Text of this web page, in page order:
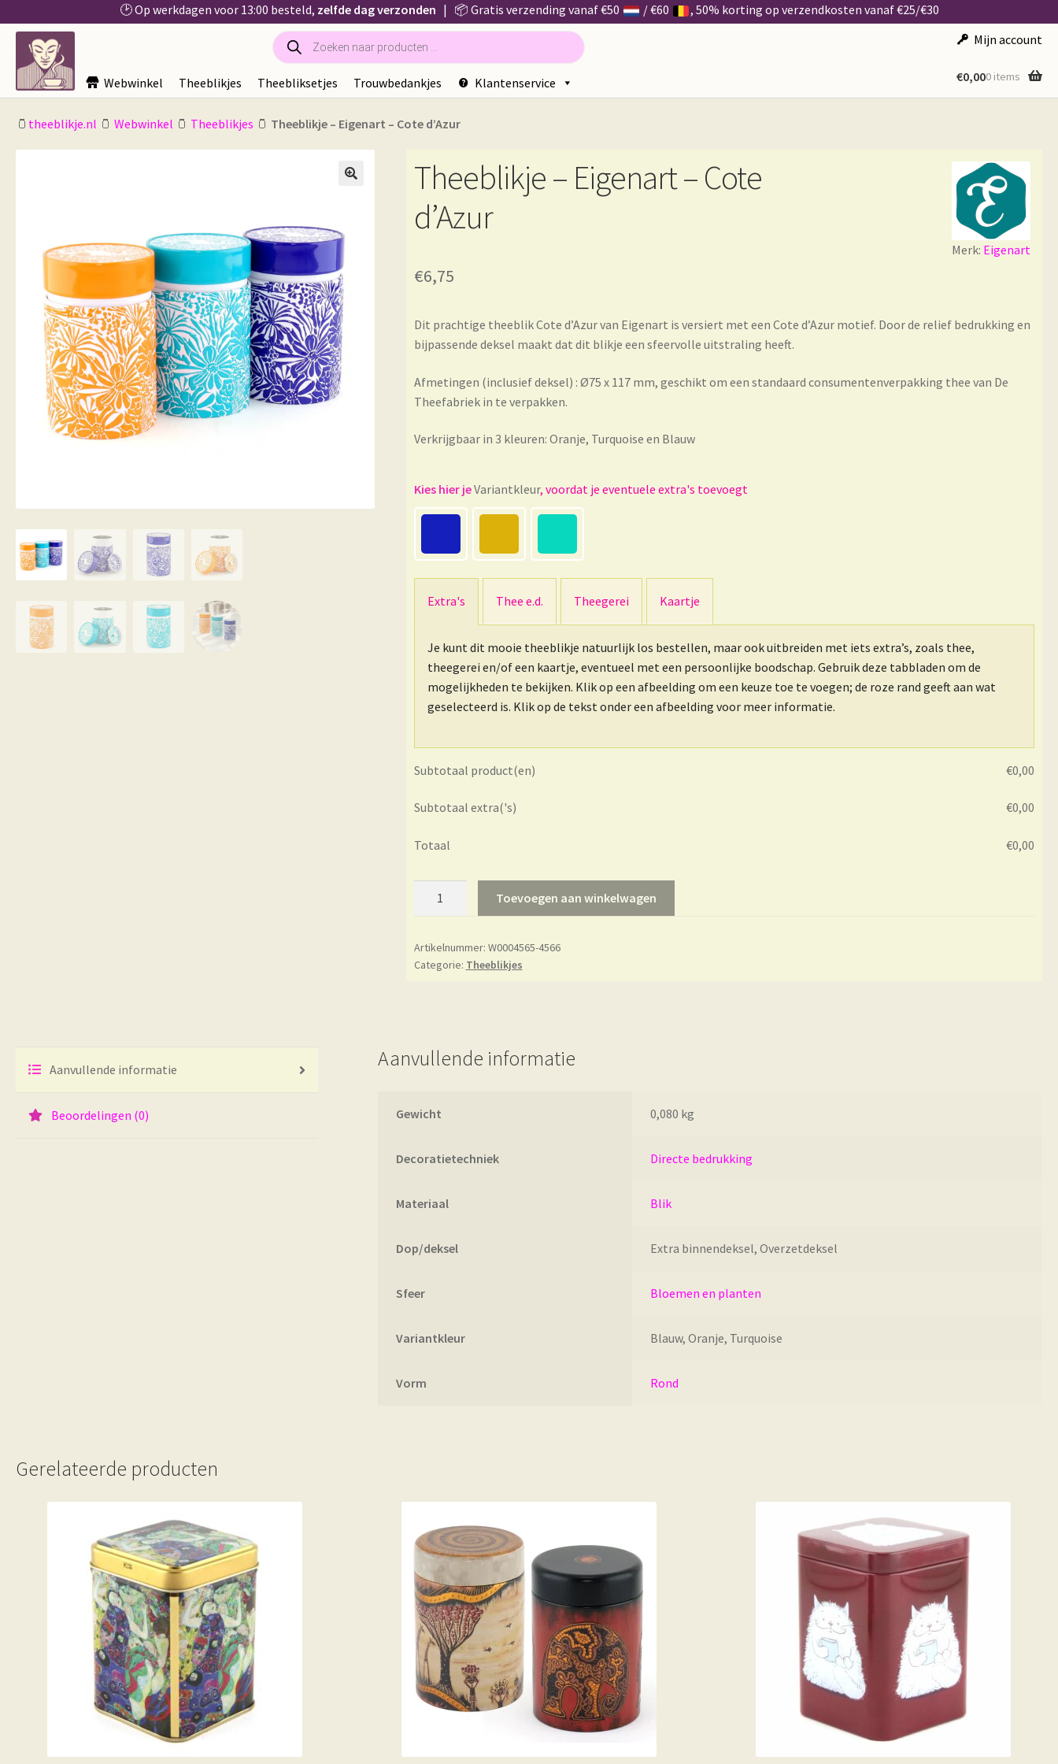
🕑 Op werkdagen voor 13:00 besteld, zelfde dag verzonden | 📦 Gratis verzending vanaf €50 / €60
, 50% korting op verzendkosten vanaf €25/€30
Ga
door
naar
navigatie
Ga
naar
inhoud
Mijn account
Producten
zoeken
Webwinkel Theeblikjes Theebliksetjes Trouwbedankjes Klantenservice €0,000 items
🫙 theeblikje.nl 🫙 Webwinkel 🫙 Theeblikjes 🫙 Theeblikje – Eigenart – Cote d’Azur
Merk: Eigenart
Theeblikje – Eigenart – Cote
d’Azur
€6,75
Dit prachtige theeblik Cote d’Azur van Eigenart is versiert met een Cote d’Azur motief. Door de relief bedrukking en
bijpassende deksel maakt dat dit blikje een sfeervolle uitstraling heeft.
Afmetingen (inclusief deksel) : Ø75 x 117 mm, geschikt om een standaard consumentenverpakking thee van De
Theefabriek in te verpakken.
Verkrijgbaar in 3 kleuren: Oranje, Turquoise en Blauw
Variantkleur
Extra's Thee e.d. Theegerei Kaartje
Je kunt dit mooie theeblikje natuurlijk los bestellen, maar ook uitbreiden met iets extra’s, zoals thee,
theegerei en/of een kaartje, eventueel met een persoonlijke boodschap. Gebruik deze tabbladen om de
mogelijkheden te bekijken. Klik op een afbeelding om een keuze toe te voegen; de roze rand geeft aan wat
geselecteerd is. Klik op de tekst onder een afbeelding voor meer informatie.
Subtotaal product(en) €0,00
Subtotaal extra('s) €0,00
Totaal €0,00
-
Cote
Toevoegen aan winkelwagen
Artikelnummer: W0004565-4566
Categorie: Theeblikjes
Aanvullende informatie
Beoordelingen (0)
Aanvullende informatie
Gewicht 0,080 kg
Decoratietechniek Directe bedrukking
Materiaal Blik
Dop/deksel Extra binnendeksel, Overzetdeksel
Sfeer Bloemen en planten
Variantkleur Blauw, Oranje, Turquoise
Vorm Rond
Gerelateerde producten